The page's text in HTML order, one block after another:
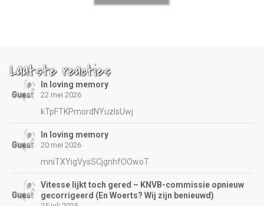
Laatste reacties
In loving memory
22 mei 2026
kTpFTKPmordNYuzIsUwj
In loving memory
20 mei 2026
mniTXYigVysSCjgnhfOOwoT
Vitesse lijkt toch gered – KNVB-commissie opnieuw
gecorrigeerd (En Woerts? Wij zijn benieuwd)